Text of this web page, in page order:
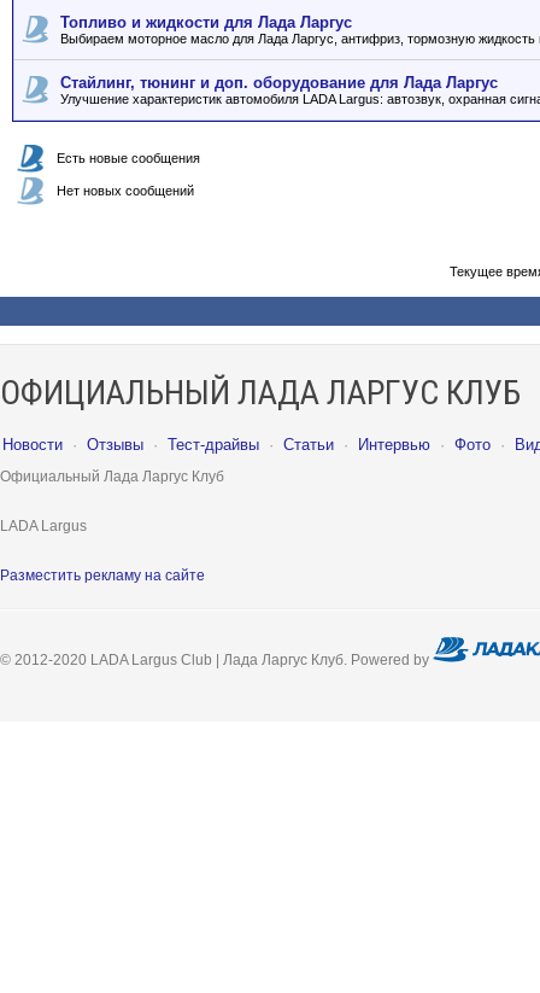
Топливо и жидкости для Лада Ларгус
Выбираем моторное масло для Лада Ларгус, антифриз, тормозную жидкость
Стайлинг, тюнинг и доп. оборудование для Лада Ларгус
Улучшение характеристик автомобиля LADA Largus: автозвук, охранная
Есть новые сообщения
Нет новых сообщений
Текущее
ОФИЦИАЛЬНЫЙ ЛАДА ЛАРГУС КЛУБ
Новости · Отзывы · Тест-драйвы · Статьи · Интервью · Фото ·
Официальный Лада Ларгус Клуб
LADA Largus
Разместить рекламу на сайте
© 2012-2020 LADA Largus Club | Лада Ларгус Клуб. Powered by